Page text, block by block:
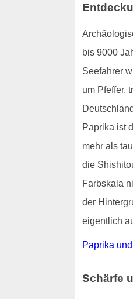
bis 9000
Seefahrer
um Pfeffer,
Paprika ist
mehr als
die
Farbskala
der
eigentlich
Paprika
Schärfe